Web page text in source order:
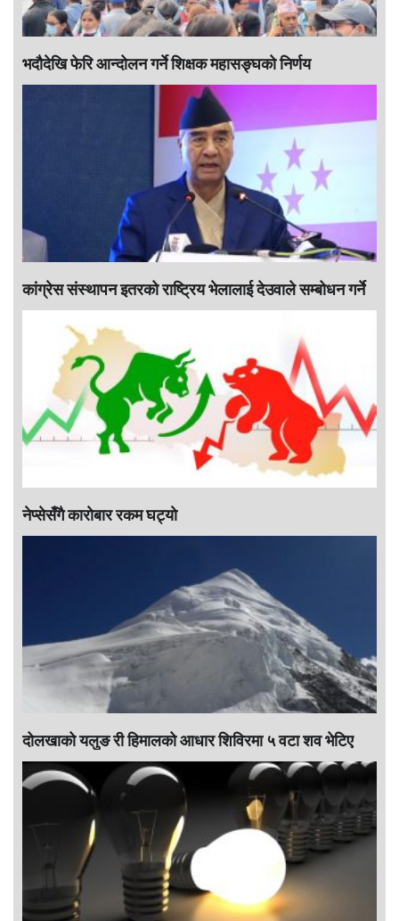
भदौदेखि फेरि आन्दोलन गर्ने शिक्षक महासङ्घको निर्णय
कांग्रेस संस्थापन इतरको राष्ट्रिय भेलालाई देउवाले सम्बोधन गर्ने
नेप्सेसँगै काराेबार रकम घट्याे
दोलखाको यलुङ री हिमालको आधार शिविरमा ५ वटा शव भेटिए